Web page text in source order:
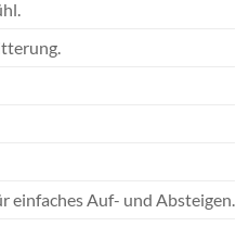
einfaches Auf- und Absteigen.